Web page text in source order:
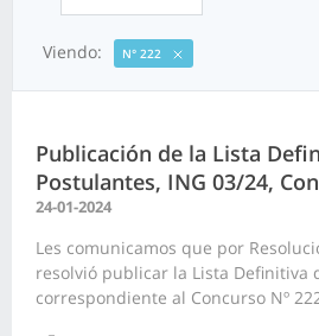
Viendo: N° 222
Publicación de la Lista
Postulantes, ING 03/24,
24-01-2024
Les comunicamos que por
resolvió publicar la Lista Definitiva
correspondiente al Concurso Nº